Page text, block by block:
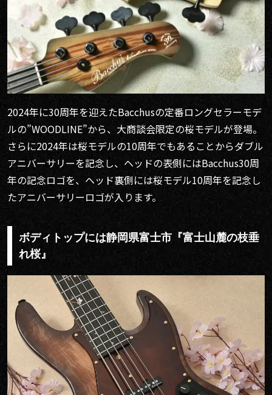
2024年に30周年を迎えたBacchusの定番ロングセラーモデ
ルの”WOODLINE”から、大商談会限定の桜モデルが登場。
さらに2024年は桜モデルの10周年でもあることからダブル
アニバーサリーを記念し、ヘッドの表側にはBacchus30周
年の記念ロゴを、ヘッド裏側には桜モデル10周年を記念し
たアニバーサリーロゴが入ります。
ボディトップには静岡県富士市『富士山麓の枝垂
れ桜』